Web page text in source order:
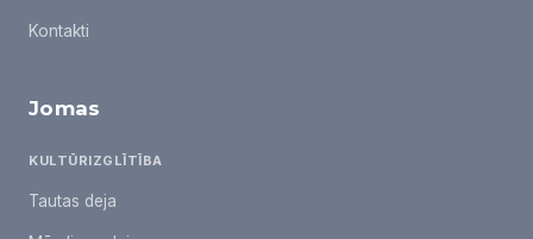
Kontakti
Jomas
KULTŪRIZGLĪTĪBA
Tautas deja